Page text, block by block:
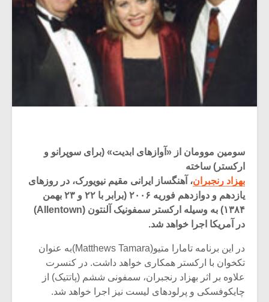
سومین موومان از «آوازهای ابدیت» (برای سوپرانو و
ارکستر) ساخته
بهزاد رنجبران، آهنگساز ایرانی مقیم نیویورک، در روزهای
یازدهم و دوازدهم فوریه ۲۰۰۶ (برابر با ۲۲ و ۲۳ بهمن
۱۳۸۴) به وسیله ارکستر سمفونیک آلنتون (Allentown)
در آمریکا اجرا خواهد شد.
در این برنامه تامارا متیو(Matthews Tamara)به عنوان
تکخوان با ارکستر همکاری خواهد داشت. در کنسرت
علاوه بر اثر بهزاد رنجبران، سمفونی ششم (پاتتیک) از
چایکوفسکی و پرلودهای لیست نیز اجرا خواهد شد.